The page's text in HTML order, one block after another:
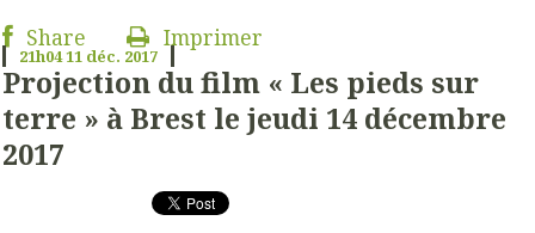
Share Imprimer
21h0411 déc. 2017
Projection du film « Les pieds sur
terre » à Brest le jeudi 14 décembre
2017